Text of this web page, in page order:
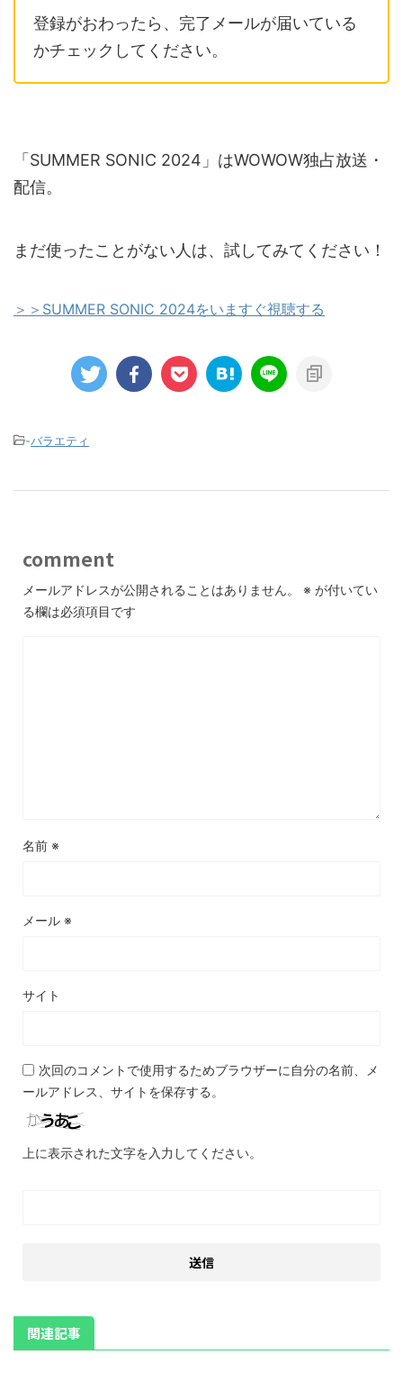
登録がおわったら、完了メールが届いている
かチェックしてください。
「SUMMER SONIC 2024」はWOWOW独占放送・
配信。
まだ使ったことがない人は、試してみてください！
＞＞SUMMER SONIC 2024をいますぐ視聴する
-バラエティ
comment
メールアドレスが公開されることはありません。 ※ が付いてい
る欄は必須項目です
名前 ※
メール ※
サイト
次回のコメントで使用するためブラウザーに自分の名前、メ
ールアドレス、サイトを保存する。
上に表示された文字を入力してください。
関連記事